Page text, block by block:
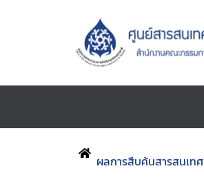
ผลการสืบค้นสารสนเทศ